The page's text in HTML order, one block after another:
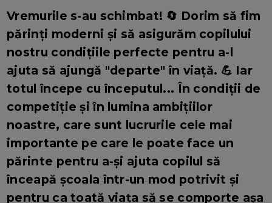
Vremurile s-au schimbat! 🔄 Dorim să fim
părinți moderni și să asigurăm copilului
nostru condițiile perfecte pentru a-l
ajuta să ajungă "departe" în viață. 💪 Iar
totul începe cu începutul... În condiții de
competiție și în lumina ambițiilor
noastre, care sunt lucrurile cele mai
importante pe care le poate face un
părinte pentru a-și ajuta copilul să
înceapă școala într-un mod potrivit și
pentru ca toată viața să se comporte așa